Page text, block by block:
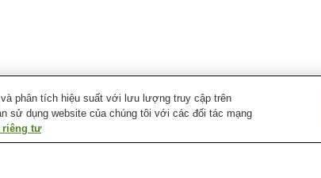
phân tích hiệu suất với lưu lượng truy cập trên
sử dụng website của chúng tôi với các đối tác mạng
riêng tư